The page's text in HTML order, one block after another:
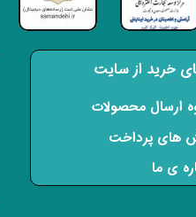
خرید از سایت
ارسال محصولات
های پرداخت
ی ما